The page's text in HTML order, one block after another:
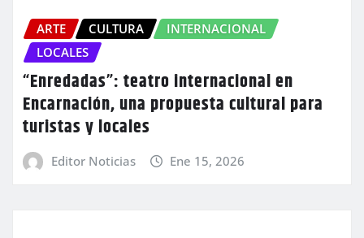
ARTE CULTURA
INTERNACIONAL
LOCALES
“Enredadas”: teatro internacional en
Encarnación, una propuesta cultural para
turistas y locales
Editor Noticias Ene 15, 2026